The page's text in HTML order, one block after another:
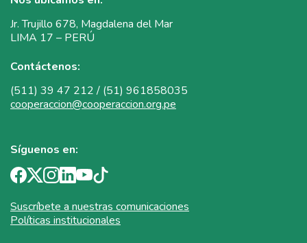
Jr. Trujillo 678, Magdalena del Mar
LIMA 17 – PERÚ
Contáctenos:
(511) 39 47 212 / (51) 961858035
cooperaccion@cooperaccion.org.pe
Síguenos en:
Suscríbete a nuestras comunicaciones
Políticas institucionales